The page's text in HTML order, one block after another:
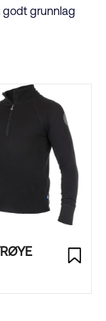
godt grunnlag